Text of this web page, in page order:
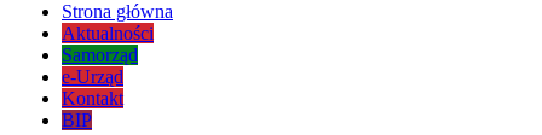
Strona główna
Aktualności
Samorząd
e-Urząd
Kontakt
BIP